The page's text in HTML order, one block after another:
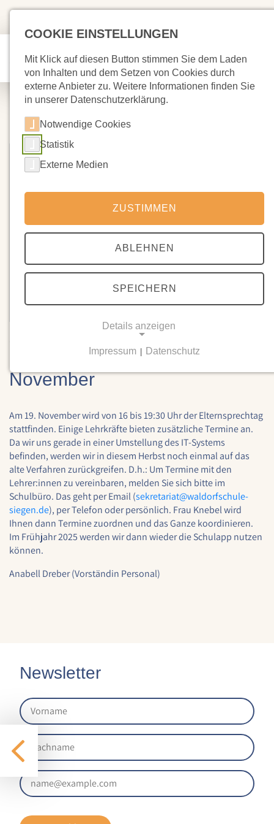
Elternsprechtag am 19.
November
Am 19. November wird von 16 bis 19:30 Uhr der Elternsprechtag
stattfinden. Einige Lehrkräfte bieten zusätzliche Termine an.
Da wir uns gerade in einer Umstellung des IT-Systems
befinden, werden wir in diesem Herbst noch einmal auf das
alte Verfahren zurückgreifen. D.h.: Um Termine mit den
Lehrer:innen zu vereinbaren, melden Sie sich bitte im
Schulbüro. Das geht per Email (sekretariat@waldorfschule-
siegen.de), per Telefon oder persönlich. Frau Knebel wird
Ihnen dann Termine zuordnen und das Ganze koordinieren.
Im Frühjahr 2025 werden wir dann wieder die Schulapp nutzen
können.
Anabell Dreber (Vorständin Personal)
Newsletter
COOKIE EINSTELLUNGEN
Mit Klick auf diesen Button stimmen Sie dem Laden
von Inhalten und dem Setzen von Cookies durch
externe Anbieter zu. Weitere Informationen finden Sie
in unserer Datenschutzerklärung.
Notwendige Cookies
Statistik
Externe Medien
ZUSTIMMEN
ABLEHNEN
SPEICHERN
Details anzeigen
Notwendige Cookies ermöglichen grundlegende
Einverständnis-Cookie
Name:
cookie_consent
Zweck:
Dieser Cookie speichert die ausgewählten
Einverständnis-Optionen des Benutzers
Cookie Laufzeit:
Google Analytics
google_analytics
Google LLC
Sammelt anonymisierte Daten für die
Website-Analyse und kontinuierliche
Impressum Datenschutz